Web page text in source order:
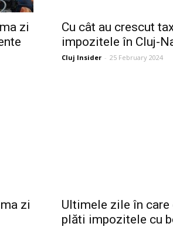
zi
Cu cât au crescut
impozitele în Cluj-
Cluj Insider - 25 February 2024
zi
Ultimele zile în
plăti impozitele cu